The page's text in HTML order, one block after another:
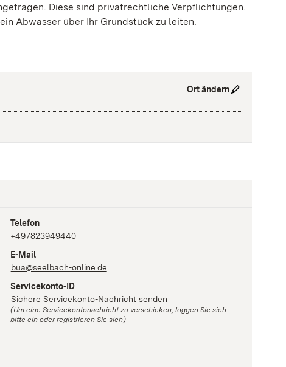
Diese sind privatrechtliche Verpflichtungen.
Abwasser über Ihr Grundstück zu leiten.
Ort ändern
Telefon
+497823949440
E-Mail
bua@seelbach-online.de
Servicekonto-ID
Sichere Servicekonto-Nachricht senden
(Um eine Servicekontonachricht zu verschicken, loggen Sie sich
bitte ein oder registrieren Sie sich)